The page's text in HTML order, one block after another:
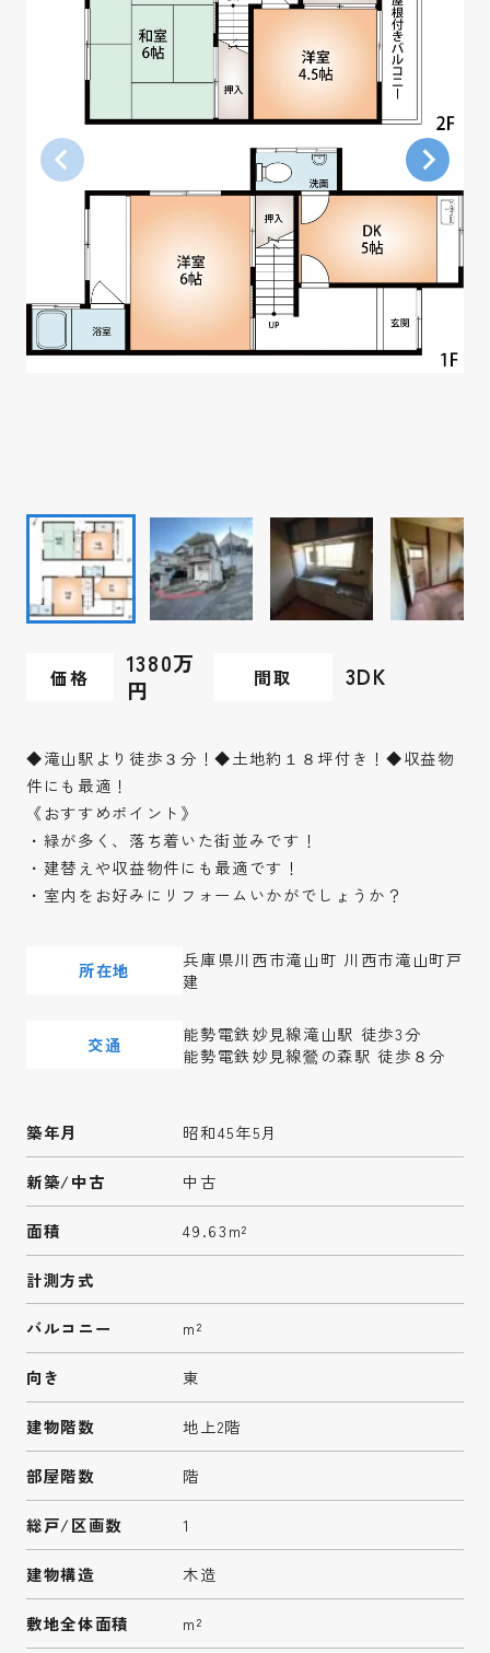
価格
1380万
円
間取 3DK
◆滝山駅より徒歩３分！◆土地約１８坪付き！◆収益物
件にも最適！
《おすすめポイント》
・緑が多く、落ち着いた街並みです！
・建替えや収益物件にも最適です！
・室内をお好みにリフォームいかがでしょうか？
所在地
兵庫県川西市滝山町 川西市滝山町戸
建
交通
能勢電鉄妙見線滝山駅 徒歩3分
能勢電鉄妙見線鶯の森駅 徒歩８分
築年月 昭和45年5月
新築/中古 中古
面積 49.63m²
計測方式
バルコニー m²
向き 東
建物階数 地上2階
部屋階数 階
総戸/区画数 1
建物構造 木造
敷地全体面積 m²